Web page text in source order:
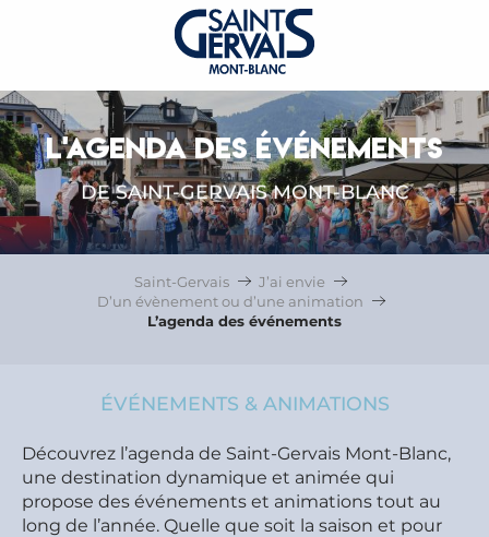
L'AGENDA DES ÉVÉNEMENTS
DE SAINT-GERVAIS MONT-BLANC
Saint-Gervais
J’ai envie
D’un évènement ou d’une animation
L’agenda des événements
ÉVÉNEMENTS & ANIMATIONS
Découvrez l’agenda de Saint-Gervais Mont-Blanc,
une destination dynamique et animée qui
propose des événements et animations tout au
long de l’année. Quelle que soit la saison et pour